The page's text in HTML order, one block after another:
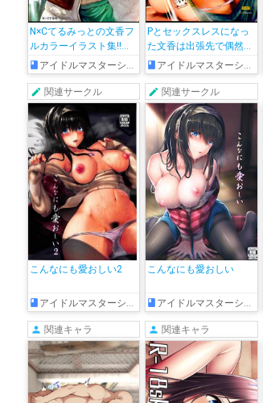
N×Cてるみっとの文香フ
ルカラーイラスト集!!非
エロですが高クオリティ
で可愛い絵がいっぱいで
す!!
アイドルマスターシンデレラガールズ
Pとセックスレスになっ
た文香は出張先で偶然一
緒に泊まることに…文香
目線で描かれたHな1冊に
大興奮間違いなしです♡
アイドルマスターシンデレラガールズ
関連サークル
こんなにも愛おしい2
アイドルマスターシンデレラガールズ
関連サークル
こんなにも愛おしい
アイドルマスターシンデレラガールズ
関連キャラ 関連キャラ